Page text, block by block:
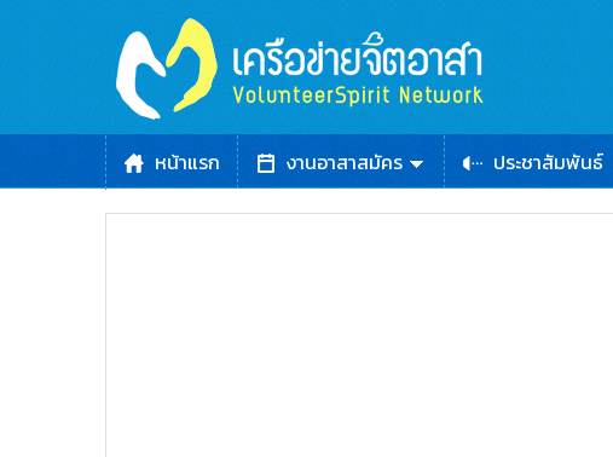
หน้าแรก งานอาสาสมัคร ประชาสัมพันธ์